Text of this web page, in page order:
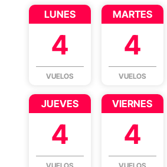
LUNES
4
VUELOS
MARTES
4
VUELOS
JUEVES
4
VIERNES
4